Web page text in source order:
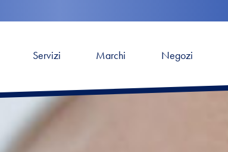
Servizi Marchi Negozi